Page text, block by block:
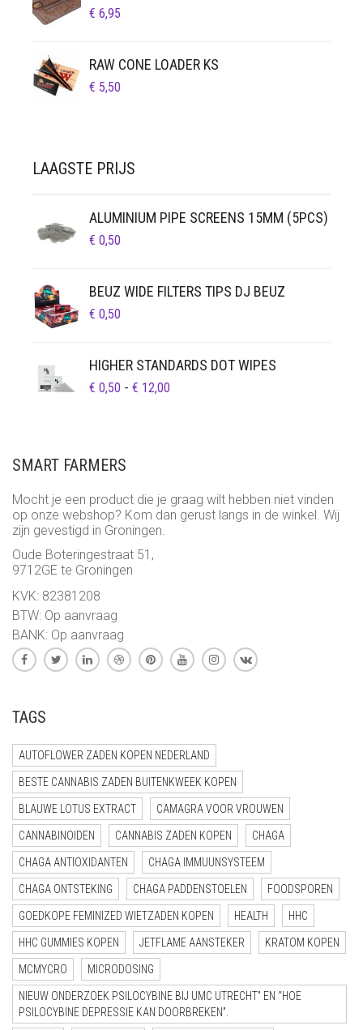
€ 6,95
RAW CONE LOADER KS
€ 5,50
LAAGSTE PRIJS
ALUMINIUM PIPE SCREENS 15MM (5PCS)
€ 0,50
BEUZ WIDE FILTERS TIPS DJ BEUZ
€ 0,50
HIGHER STANDARDS DOT WIPES
€ 0,50 - € 12,00
SMART FARMERS
Mocht je een product die je graag wilt hebben niet vinden
op onze webshop? Kom dan gerust langs in de winkel. Wij
zijn gevestigd in Groningen.
Oude Boteringestraat 51,
9712GE te Groningen
KVK: 82381208
BTW: Op aanvraag
BANK: Op aanvraag
TAGS
AUTOFLOWER ZADEN KOPEN NEDERLAND
BESTE CANNABIS ZADEN BUITENKWEEK KOPEN
BLAUWE LOTUS EXTRACT CAMAGRA VOOR VROUWEN
CANNABINOIDEN CANNABIS ZADEN KOPEN CHAGA
CHAGA ANTIOXIDANTEN CHAGA IMMUUNSYSTEEM
CHAGA ONTSTEKING CHAGA PADDENSTOELEN FOODSPOREN
GOEDKOPE FEMINIZED WIETZADEN KOPEN HEALTH HHC
HHC GUMMIES KOPEN JETFLAME AANSTEKER KRATOM KOPEN
MCMYCRO MICRODOSING
NIEUW ONDERZOEK PSILOCYBINE BIJ UMC UTRECHT” EN “HOE
PSILOCYBINE DEPRESSIE KAN DOORBREKEN”.